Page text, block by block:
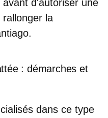
d'autoriser une
rallonger la
: démarches et
dans ce type